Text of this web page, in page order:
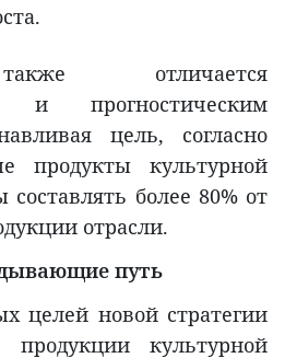
отличается
и прогностическим
цель, согласно
продукты культурной
более 80% от
отрасли.
путь
целей новой стратегии
продукции культурной